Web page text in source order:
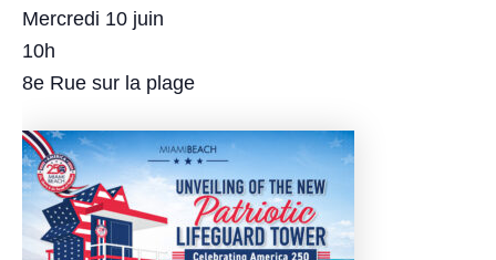
Mercredi 10 juin
10h
8e Rue sur la plage